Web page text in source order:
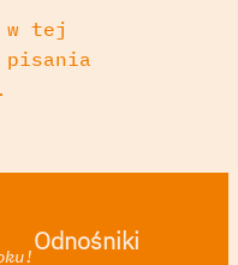
w tej
pisania
Odnośniki